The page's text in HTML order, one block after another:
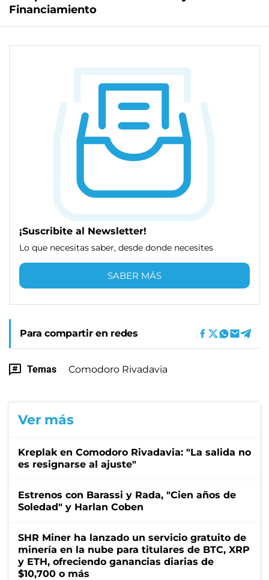
Financiamiento
¡Suscribite al Newsletter!
Lo que necesitas saber, desde donde necesites
SABER MÁS
Para compartir en redes
Temas Comodoro Rivadavia
Ver más
Kreplak en Comodoro Rivadavia: "La salida no
es resignarse al ajuste"
Estrenos con Barassi y Rada, "Cien años de
Soledad" y Harlan Coben
SHR Miner ha lanzado un servicio gratuito de
minería en la nube para titulares de BTC, XRP
y ETH, ofreciendo ganancias diarias de
$10,700 o más